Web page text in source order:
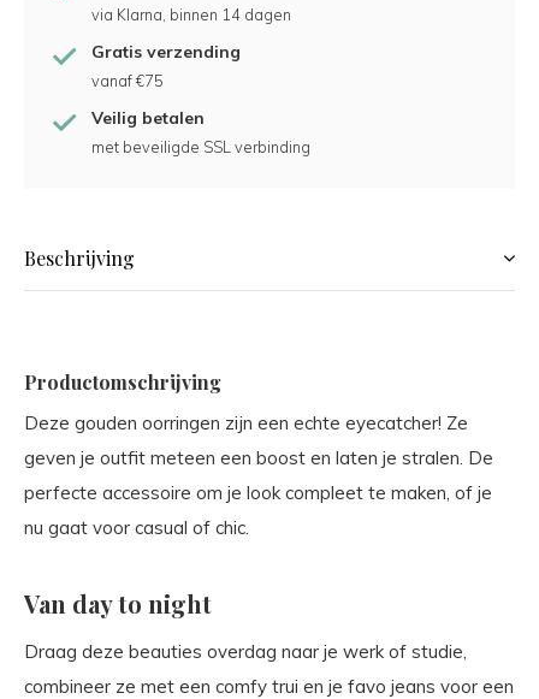
via Klarna, binnen 14 dagen
Gratis verzending
vanaf €75
Veilig betalen
met beveiligde SSL verbinding
Beschrijving
Productomschrijving
Deze gouden oorringen zijn een echte eyecatcher! Ze
geven je outfit meteen een boost en laten je stralen. De
perfecte accessoire om je look compleet te maken, of je
nu gaat voor casual of chic.
Van day to night
Draag deze beauties overdag naar je werk of studie,
combineer ze met een comfy trui en je favo jeans voor een